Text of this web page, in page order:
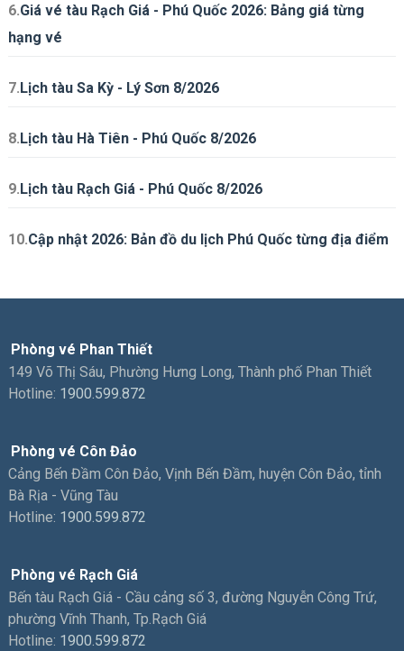
6.Giá vé tàu Rạch Giá - Phú Quốc 2026: Bảng giá từng
hạng vé
7.Lịch tàu Sa Kỳ - Lý Sơn 8/2026
8.Lịch tàu Hà Tiên - Phú Quốc 8/2026
9.Lịch tàu Rạch Giá - Phú Quốc 8/2026
10.Cập nhật 2026: Bản đồ du lịch Phú Quốc từng địa điểm
Phòng vé Phan Thiết
149 Võ Thị Sáu, Phường Hưng Long, Thành phố Phan Thiết
Hotline: 1900.599.872
Phòng vé Côn Đảo
Cảng Bến Đầm Côn Đảo, Vịnh Bến Đầm, huyện Côn Đảo, tỉnh
Bà Rịa - Vũng Tàu
Hotline: 1900.599.872
Phòng vé Rạch Giá
Bến tàu Rạch Giá - Cầu cảng số 3, đường Nguyễn Công Trứ,
phường Vĩnh Thanh, Tp.Rạch Giá
Hotline: 1900.599.872